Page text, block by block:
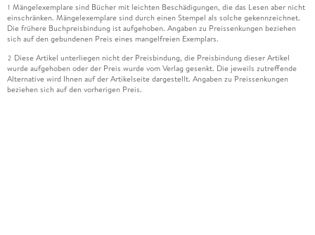
1 Mängelexemplare sind Bücher mit leichten Beschädigungen, die das Lesen aber nicht
einschränken. Mängelexemplare sind durch einen Stempel als solche gekennzeichnet.
Die frühere Buchpreisbindung ist aufgehoben. Angaben zu Preissenkungen beziehen
sich auf den gebundenen Preis eines mangelfreien Exemplars.
2 Diese Artikel unterliegen nicht der Preisbindung, die Preisbindung dieser Artikel
wurde aufgehoben oder der Preis wurde vom Verlag gesenkt. Die jeweils zutreffende
Alternative wird Ihnen auf der Artikelseite dargestellt. Angaben zu Preissenkungen
beziehen sich auf den vorherigen Preis.